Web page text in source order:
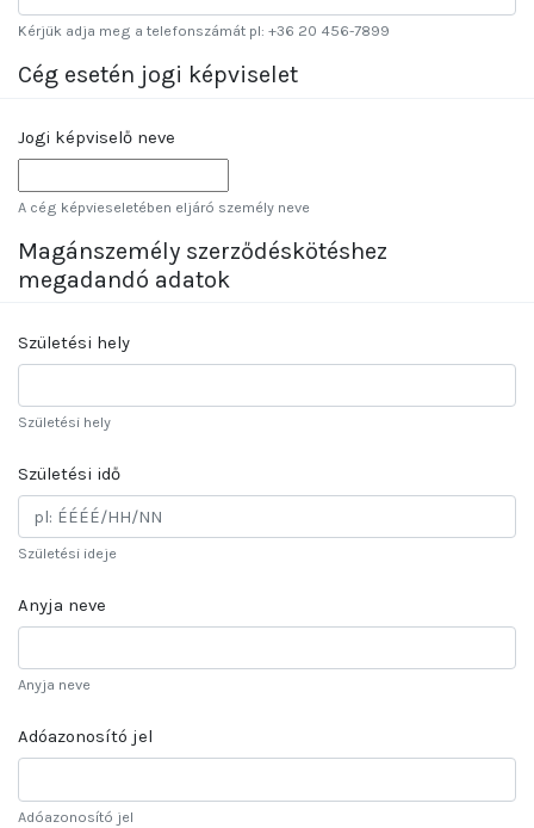
Kérjük adja meg a telefonszámát pl: +36 20 456-7899
Cég esetén jogi képviselet
Jogi képviselő neve
A cég képvieseletében eljáró személy neve
Magánszemély szerződéskötéshez
megadandó adatok
Születési hely
Születési hely
Születési idő
Születési ideje
Anyja neve
Anyja neve
Adóazonosító jel
Adóazonosító jel